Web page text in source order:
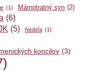
(1) Márnotratný syn (2)
(6)
(5) Nedeľa (1)
koncilov (3)